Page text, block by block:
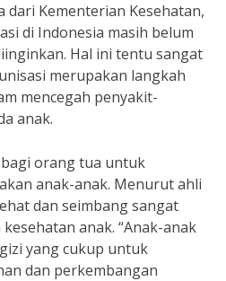
dari Kementerian Kesehatan,
di Indonesia masih belum
Hal ini tentu sangat
merupakan langkah
mencegah penyakit-
anak.
orang tua untuk
anak-anak. Menurut ahli
dan seimbang sangat
anak. “Anak-anak
yang cukup untuk
dan perkembangan